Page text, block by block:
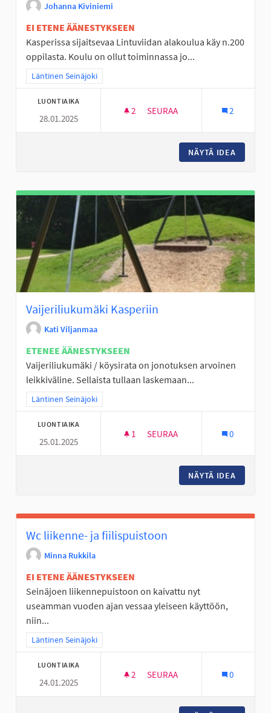
Johanna Kiviniemi
EI ETENE ÄÄNESTYKSEEN
Kasperissa sijaitsevaa Lintuviidan alakoulua käy n.200
oppilasta. Koulu on ollut toiminnassa jo...
Rajaa tulokset teeman mukaan: Läntinen Seinäjoki
Läntinen Seinäjoki
LUONTIAIKA
28.01.2025
2 2 SEURAAJAA
SEURAA 2
NÄYTÄ IDEA
Vaijeriliukumäki Kasperiin
Kati Viljanmaa
ETENEE ÄÄNESTYKSEEN
Vaijeriliukumäki / köysirata on jonotuksen arvoinen
leikkiväline. Sellaista tullaan laskemaan...
Rajaa tulokset teeman mukaan: Läntinen Seinäjoki
Läntinen Seinäjoki
LUONTIAIKA
25.01.2025
1 1 SEURAAJA
SEURAA 0
NÄYTÄ IDEA
Wc liikenne- ja fiilispuistoon
Minna Rukkila
EI ETENE ÄÄNESTYKSEEN
Seinäjoen liikennepuistoon on kaivattu nyt
useamman vuoden ajan vessaa yleiseen käyttöön,
niin...
Rajaa tulokset teeman mukaan: Läntinen Seinäjoki
Läntinen Seinäjoki
LUONTIAIKA
24.01.2025
2 2 SEURAAJAA
SEURAA 0